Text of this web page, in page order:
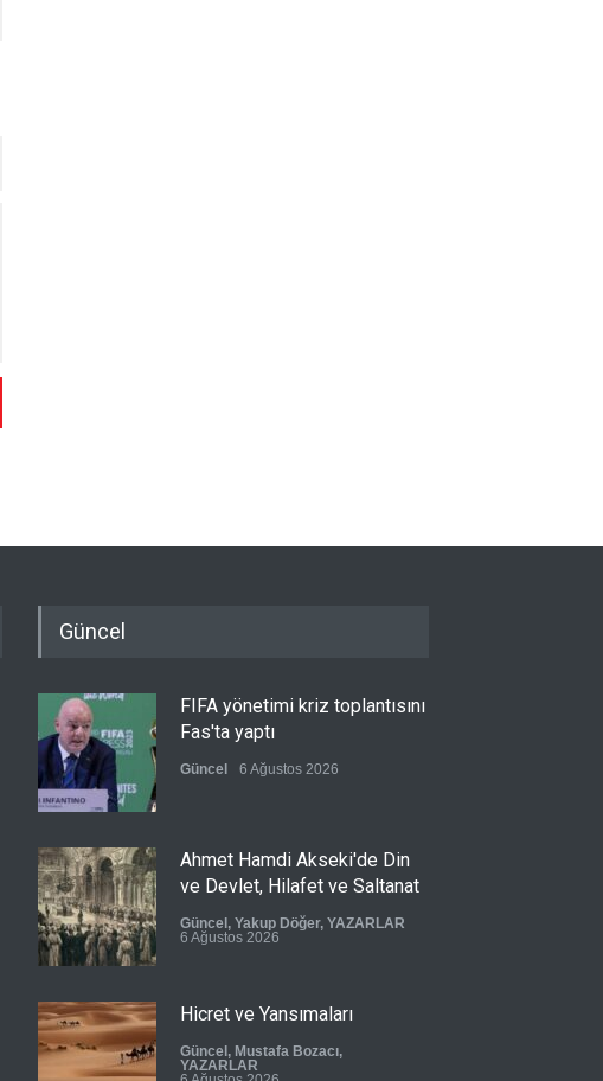
Güncel
FIFA yönetimi kriz toplantısını
Fas'ta yaptı
Güncel 6 Ağustos 2026
Ahmet Hamdi Akseki'de Din
ve Devlet, Hilafet ve Saltanat
Güncel , Yakup Döğer, YAZARLAR
6 Ağustos 2026
Hicret ve Yansımaları
Güncel , Mustafa Bozacı,
YAZARLAR